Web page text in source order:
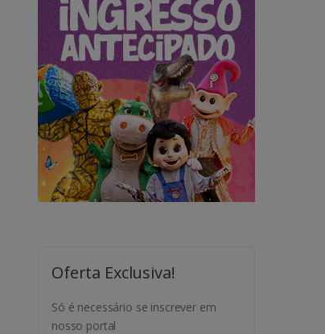
Oferta Exclusiva!
Só é necessário se inscrever em
nosso portal